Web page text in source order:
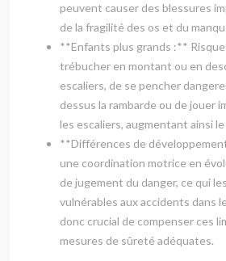
peuvent causer des blessures
de la fragilité des os et du
**Enfants plus grands :**
trébucher en montant ou en
escaliers, de se pencher
dessus la rambarde ou de jouer
les escaliers, augmentant ainsi
**Différences de
une coordination motrice en
de jugement du danger, ce qui
vulnérables aux accidents dans
donc crucial de compenser ces
mesures de sûreté adéquates.